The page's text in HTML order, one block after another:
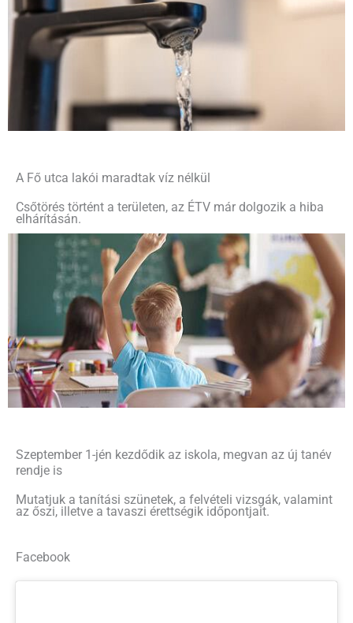
A Fő utca lakói maradtak víz nélkül
Csőtörés történt a területen, az ÉTV már dolgozik a hiba
elhárításán.
Szeptember 1-jén kezdődik az iskola, megvan az új tanév
rendje is
Mutatjuk a tanítási szünetek, a felvételi vizsgák, valamint
az őszi, illetve a tavaszi érettségik időpontjait.
Facebook